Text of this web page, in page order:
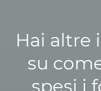
Hai altre
su
spesi i